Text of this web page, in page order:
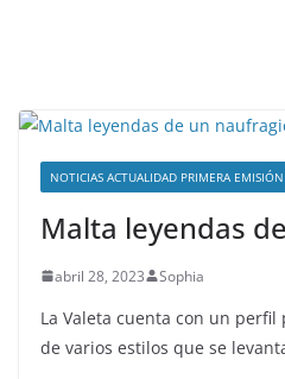
NOTICIAS ACTUALIDAD PRIMERA EMISIÓN